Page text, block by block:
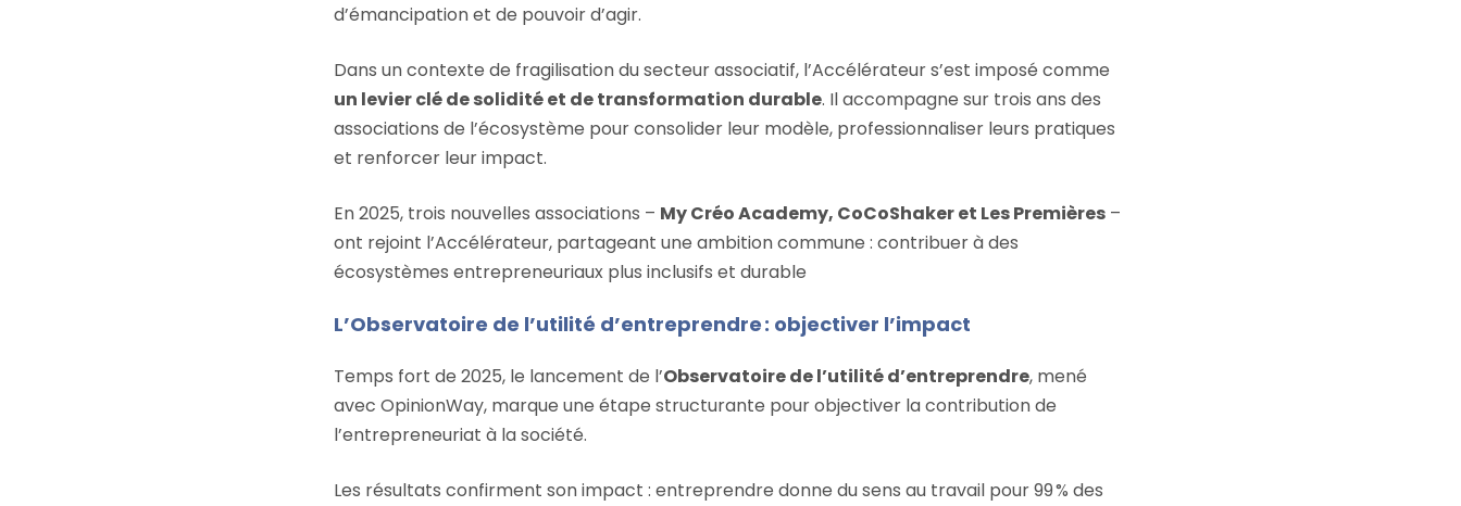
d’émancipation et de pouvoir d’agir.
Dans un contexte de fragilisation du secteur associatif, l’Accélérateur s’est imposé comme
un levier clé de solidité et de transformation durable. Il accompagne sur trois ans des
associations de l’écosystème pour consolider leur modèle, professionnaliser leurs pratiques
et renforcer leur impact.
En 2025, trois nouvelles associations – My Créo Academy, CoCoShaker et Les Premières –
ont rejoint l’Accélérateur, partageant une ambition commune : contribuer à des
écosystèmes entrepreneuriaux plus inclusifs et durable
L’Observatoire de l’utilité d’entreprendre : objectiver l’impact
Temps fort de 2025, le lancement de l’Observatoire de l’utilité d’entreprendre, mené
avec OpinionWay, marque une étape structurante pour objectiver la contribution de
l’entrepreneuriat à la société.
Les résultats confirment son impact : entreprendre donne du sens au travail pour 99 % des